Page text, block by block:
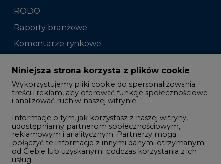
RODO
Raporty branżowe
Komentarze rynkowe
Zmiany kadrowe na rynku
Studio CIRE
Rozmowy o energetyce
Gospodarka
Geopolityka
LTE450
Niniejsza strona korzysta z plików cookie
Wykorzystujemy pliki cookie do spersonalizowania
treści i reklam, aby oferować funkcje społecznościowe
i analizować ruch w naszej witrynie.
Informacje o tym, jak korzystasz z naszej witryny,
udostępniamy partnerom społecznościowym,
reklamowym i analitycznym. Partnerzy mogą
połączyć te informacje z innymi danymi otrzymanymi
od Ciebie lub uzyskanymi podczas korzystania z ich
usług.